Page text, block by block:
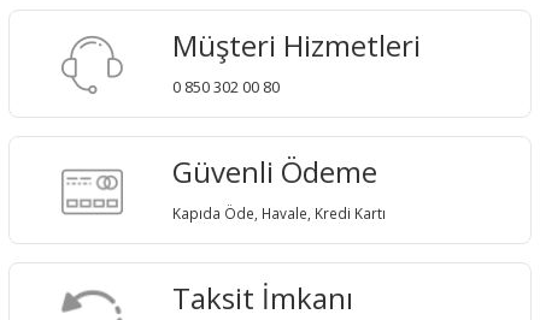
Müşteri Hizmetleri
0 850 302 00 80
Güvenli Ödeme
Kapıda Öde, Havale, Kredi Kartı
Taksit İmkanı